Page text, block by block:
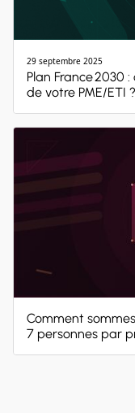
29 septembre 2025
Plan France 2030
de votre PME/ETI ?
Comment
7 personnes par